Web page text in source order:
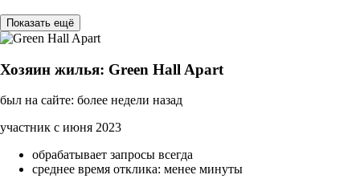
Показать ещё
Хозяин жилья: Green Hall Apart
был на сайте: более недели назад
участник с июня 2023
обрабатывает запросы всегда
среднее время отклика: менее минуты